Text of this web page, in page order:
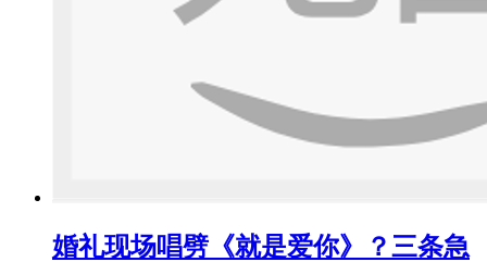
婚礼现场唱劈《就是爱你》？三条急